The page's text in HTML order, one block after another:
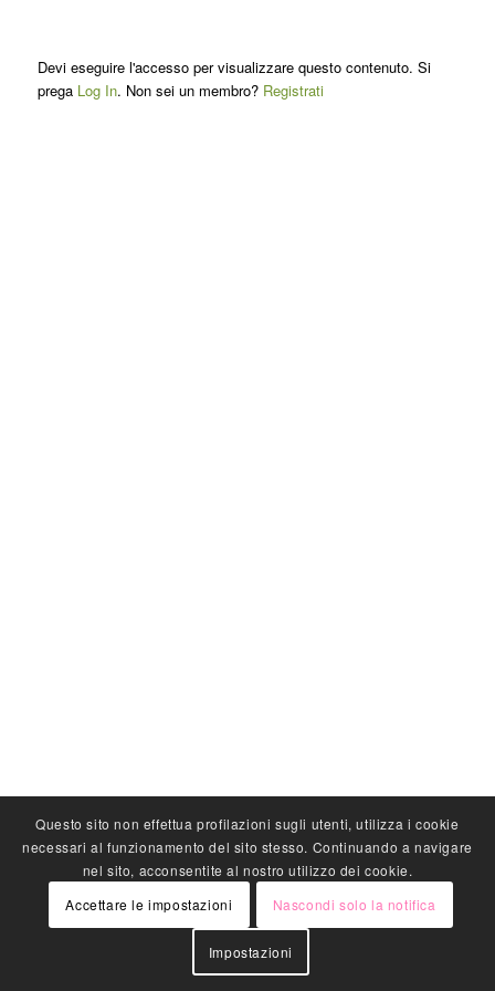
Devi eseguire l'accesso per visualizzare questo contenuto. Si
prega Log In. Non sei un membro? Registrati
Questo sito non effettua profilazioni sugli utenti, utilizza i cookie
necessari al funzionamento del sito stesso. Continuando a navigare
nel sito, acconsentite al nostro utilizzo dei cookie.
Accettare le impostazioni
Nascondi solo la notifica
Impostazioni